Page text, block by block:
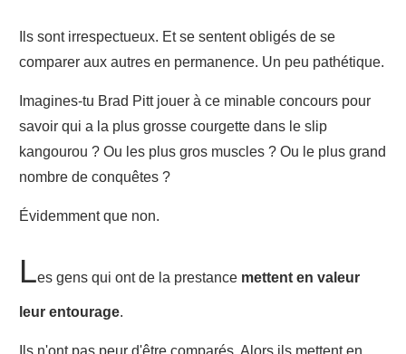
Ils sont irrespectueux. Et se sentent obligés de se
comparer aux autres en permanence. Un peu pathétique.
Imagines-tu Brad Pitt jouer à ce minable concours pour
savoir qui a la plus grosse courgette dans le slip
kangourou ? Ou les plus gros muscles ? Ou le plus grand
nombre de conquêtes ?
Évidemment que non.
Les gens qui ont de la prestance mettent en valeur
leur entourage.